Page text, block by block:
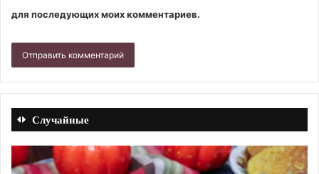
для последующих моих комментариев.
Случайные
Шоколадные
конфеты